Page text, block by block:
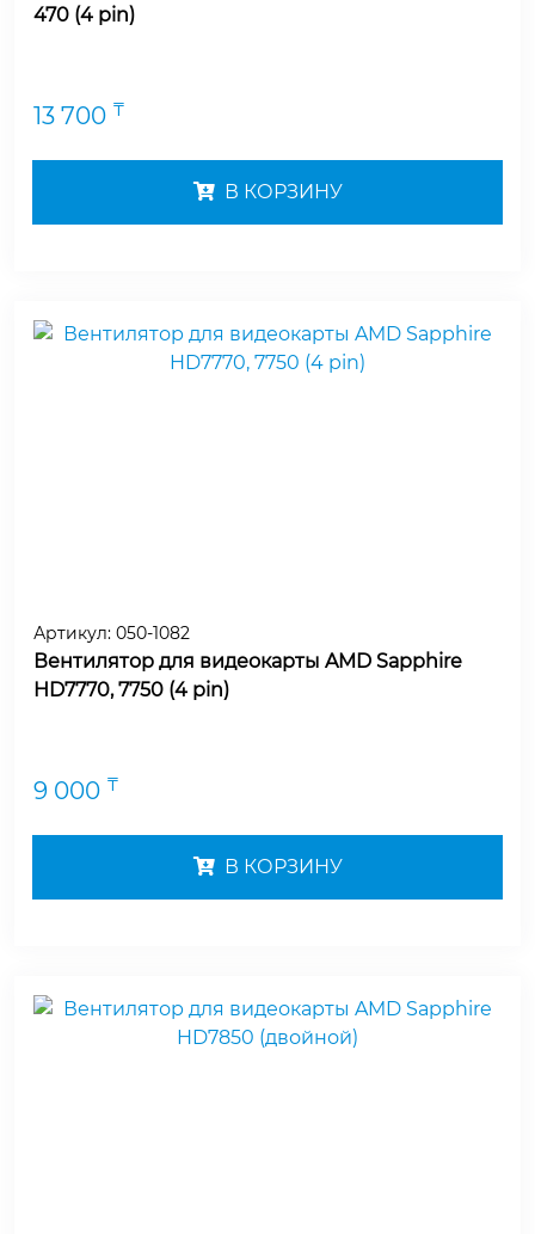
470 (4 pin)
13 700 ₸
В КОРЗИНУ
Артикул: 050-1082
Вентилятор для видеокарты AMD Sapphire
HD7770, 7750 (4 pin)
9 000 ₸
В КОРЗИНУ